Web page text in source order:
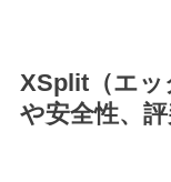
XSplit（エッ
や安全性、